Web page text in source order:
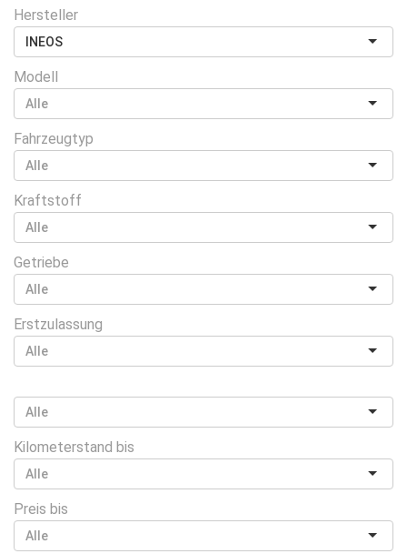
Hersteller
INEOS
Modell
Fahrzeugtyp
Kraftstoff
Getriebe
Erstzulassung
Kilometerstand bis
Preis bis